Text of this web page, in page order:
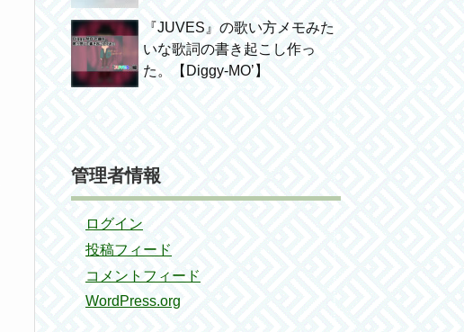
『JUVES』の歌い方メモみた
いな歌詞の書き起こし作っ
た。【Diggy-MO’】
管理者情報
ログイン
投稿フィード
コメントフィード
WordPress.org